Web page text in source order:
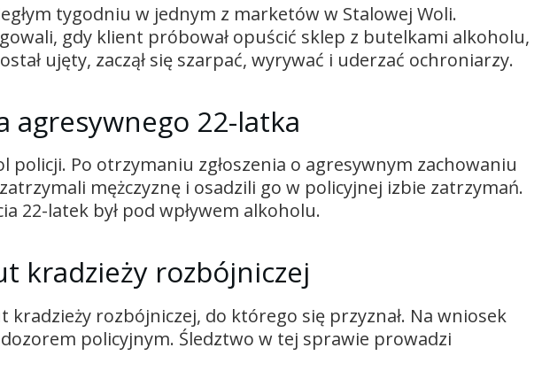
tygodniu w jednym z marketów w Stalowej Woli.
gdy klient próbował opuścić sklep z butelkami alkoholu,
ujęty, zaczął się szarpać, wyrywać i uderzać ochroniarzy.
agresywnego 22-latka
policji. Po otrzymaniu zgłoszenia o agresywnym zachowaniu
mężczyznę i osadzili go w policyjnej izbie zatrzymań.
22-latek był pod wpływem alkoholu.
kradzieży rozbójniczej
kradzieży rozbójniczej, do którego się przyznał. Na wniosek
policyjnym. Śledztwo w tej sprawie prowadzi